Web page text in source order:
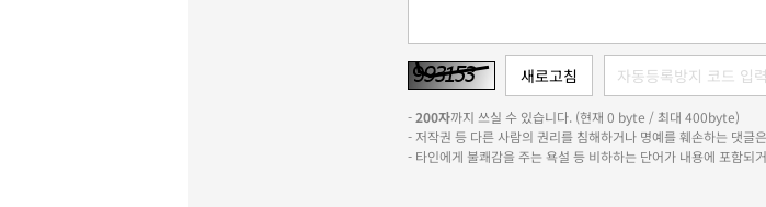
-200자까지 쓰실 수 있습니다. (현재 0 byte / 최대 400byte)
- 저작권 등 다른 사람의 권리를 침해하거나 명예를 훼손하는 댓글
- 타인에게 불쾌감을 주는 욕설 등 비하하는 단어가 내용에 포함되